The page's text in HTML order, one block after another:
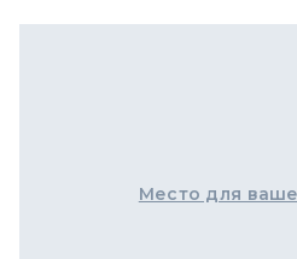
Место для